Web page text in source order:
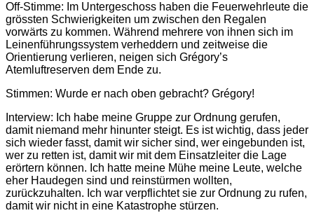
Off-Stimme: Im Untergeschoss haben die Feuerwehrleute die
grössten Schwierigkeiten um zwischen den Regalen
vorwärts zu kommen. Während mehrere von ihnen sich im
Leinenführungssystem verheddern und zeitweise die
Orientierung verlieren, neigen sich Grégory’s
Atemluftreserven dem Ende zu.
Stimmen: Wurde er nach oben gebracht? Grégory!
Interview: Ich habe meine Gruppe zur Ordnung gerufen,
damit niemand mehr hinunter steigt. Es ist wichtig, dass jeder
sich wieder fasst, damit wir sicher sind, wer eingebunden ist,
wer zu retten ist, damit wir mit dem Einsatzleiter die Lage
erörtern können. Ich hatte meine Mühe meine Leute, welche
eher Haudegen sind und reinstürmen wollten,
zurückzuhalten. Ich war verpflichtet sie zur Ordnung zu rufen,
damit wir nicht in eine Katastrophe stürzen.